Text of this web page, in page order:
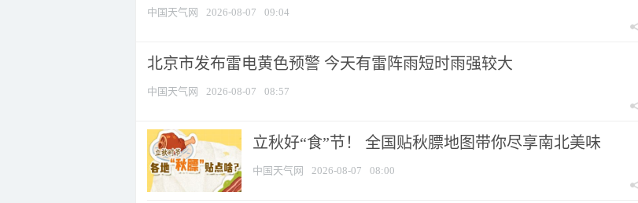
中国天气网 2026-08-07 09:04
北京市发布雷电黄色预警 今天有雷阵雨短时雨强较大
中国天气网 2026-08-07 08:57
立秋好“食”节！ 全国贴秋膘地图带你尽享南北美味
中国天气网 2026-08-07 08:00